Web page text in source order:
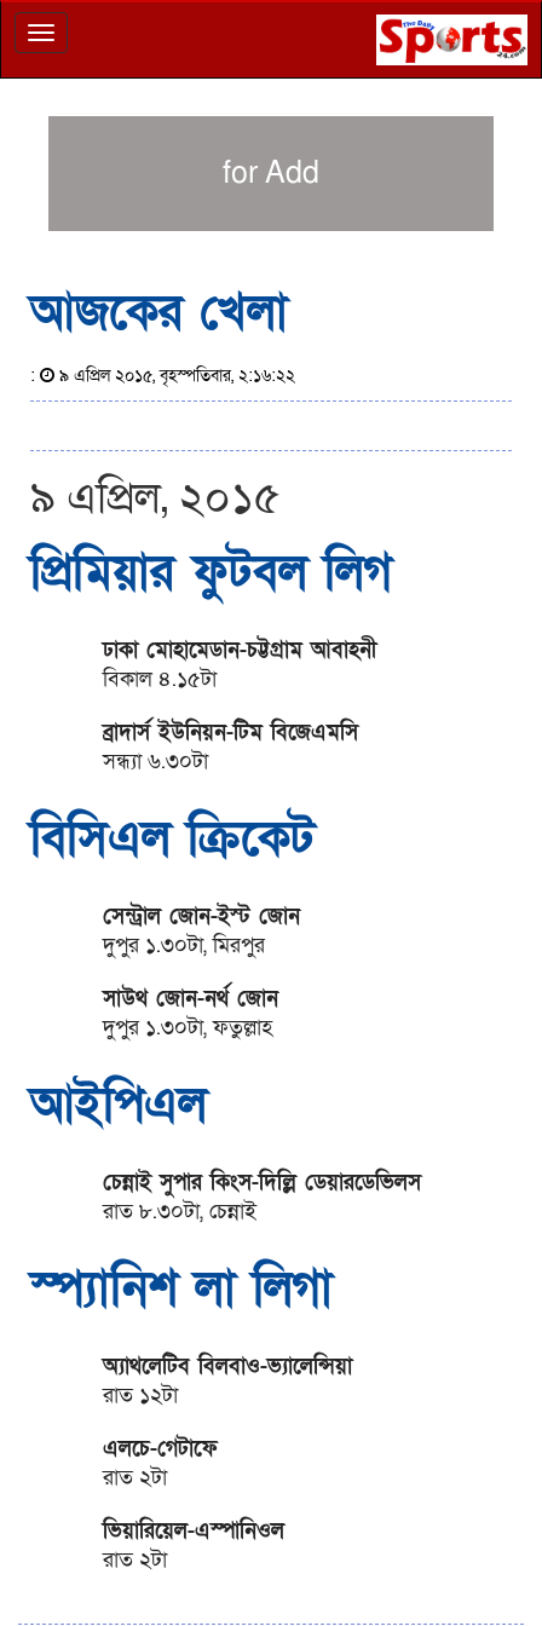
Toggle
navigation
for Add
আজকের খেলা
: ৯ এপ্রিল ২০১৫, বৃহস্পতিবার, ২:১৬:২২
৯ এপ্রিল, ২০১৫
প্রিমিয়ার ফুটবল লিগ
ঢাকা মোহামেডান-চট্টগ্রাম আবাহনী
বিকাল ৪.১৫টা
ব্রাদার্স ইউনিয়ন-টিম বিজেএমসি
সন্ধ্যা ৬.৩০টা
বিসিএল ক্রিকেট
সেন্ট্রাল জোন-ইস্ট জোন
দুপুর ১.৩০টা, মিরপুর
সাউথ জোন-নর্থ জোন
দুপুর ১.৩০টা, ফতুল্লাহ
আইপিএল
চেন্নাই সুপার কিংস-দিল্লি ডেয়ারডেভিলস
রাত ৮.৩০টা, চেন্নাই
স্প্যানিশ লা লিগা
অ্যাথলেটিব বিলবাও-ভ্যালেন্সিয়া
রাত ১২টা
এলচে-গেটাফে
রাত ২টা
ভিয়ারিয়েল-এস্পানিওল
রাত ২টা